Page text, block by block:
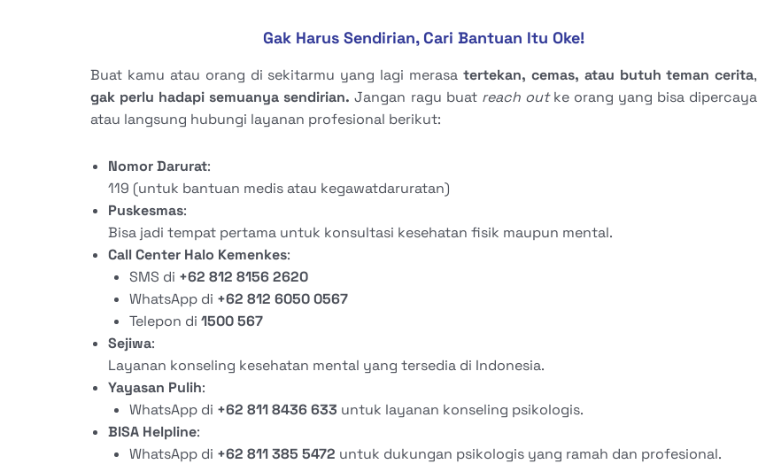
Gak Harus Sendirian, Cari Bantuan Itu Oke!
Buat kamu atau orang di sekitarmu yang lagi merasa tertekan, cemas, atau butuh teman cerita,
gak perlu hadapi semuanya sendirian. Jangan ragu buat reach outke orang yang bisa dipercaya
atau langsung hubungi layanan profesional berikut:
Nomor Darurat:
119 (untuk bantuan medis atau kegawatdaruratan)
Puskesmas:
Bisa jadi tempat pertama untuk konsultasi kesehatan fisik maupun mental.
Call Center Halo Kemenkes:
SMS di +62 812 8156 2620
WhatsApp di +62 812 6050 0567
Telepon di 1500 567
Sejiwa:
Layanan konseling kesehatan mental yang tersedia di Indonesia.
Yayasan Pulih:
WhatsApp di +62 811 8436 633 untuk layanan konseling psikologis.
BISA Helpline:
WhatsApp di +62 811 385 5472 untuk dukungan psikologis yang ramah dan profesional.